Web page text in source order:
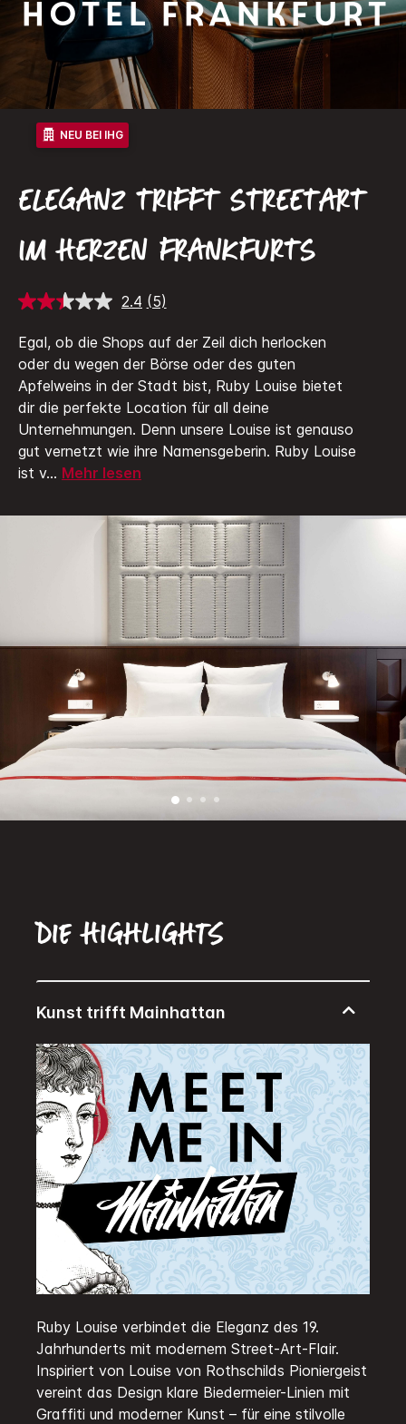
Hotel Frankfurt
NEU BEI IHG
ELEGANZ TRIFFT STREETART
IM HERZEN FRANKFURTS
2.4 5
lesen.
Link
auf
derselben
Seite.
(5)
Egal, ob die Shops auf der Zeil dich herlocken
oder du wegen der Börse oder des guten
Apfelweins in der Stadt bist, Ruby Louise bietet
dir die perfekte Location für all deine
Unternehmungen. Denn unsere Louise ist genauso
gut vernetzt wie ihre Namensgeberin. Ruby Louise
ist v... Mehr lesen
Die Highlights
Ruby Louise verbindet die Eleganz des 19.
Jahrhunderts mit modernem Street-Art-Flair.
Inspiriert von Louise von Rothschilds Pioniergeist
vereint das Design klare Biedermeier-Linien mit
Graffiti und moderner Kunst – für eine stilvolle